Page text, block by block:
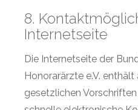
8.
Internetseite
Die Internetseite der
Honorarärzte e.V.
gesetzlichen